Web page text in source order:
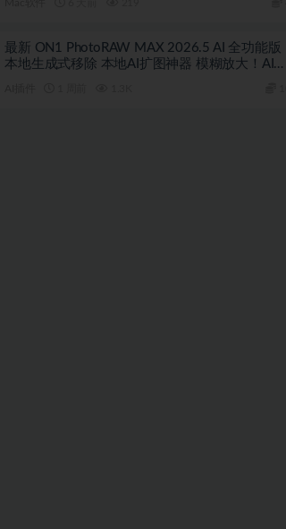
最新 ON1 PhotoRAW MAX 2026.5 AI 全功能版
本地生成式移除 本地AI扩图神器 模糊放大！AI天